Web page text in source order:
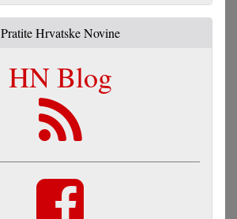
Pratite Hrvatske Novine
HN Blog